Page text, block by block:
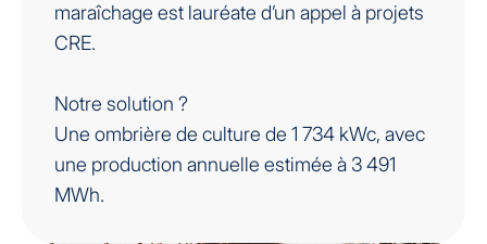
maraîchage est lauréate d’un appel à projets
CRE.
Notre solution ?
Une ombrière de culture de 1 734 kWc, avec
une production annuelle estimée à 3 491
MWh.